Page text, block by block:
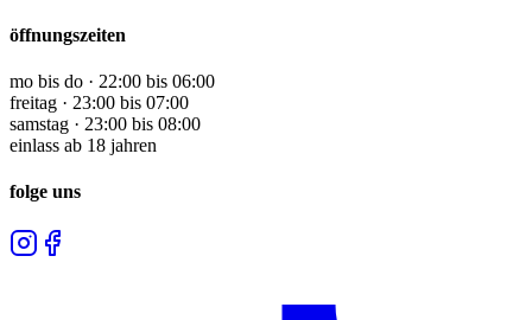
öffnungszeiten
mo bis do · 22:00 bis 06:00
freitag · 23:00 bis 07:00
samstag · 23:00 bis 08:00
einlass ab 18 jahren
folge uns